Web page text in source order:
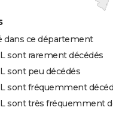
dans ce département
sont rarement décédés
sont peu décédés
sont fréquemment
sont très fréquemment